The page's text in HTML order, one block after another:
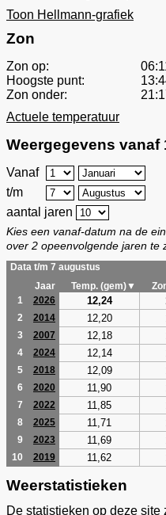
Toon Hellmann-grafiek
Zon
Zon op:
Hoogste punt:
Zon onder:
Actuele temperatuur
Weergegevens vanaf
Vanaf
t/m
aantal jaren
Kies een vanaf-datum na de
over 2 opeenvolgende jaren te
Data t/m 7 augustus
Jaar
Temp. (gem)▼
1
2026 12,24
2 2014 12,20
3 2007 12,18
4 2024 12,14
5 2018 12,09
6 2020 11,90
7 2022 11,85
8 2025 11,71
9 2023 11,69
10 2019 11,62
Weerstatistieken
De statistieken op deze